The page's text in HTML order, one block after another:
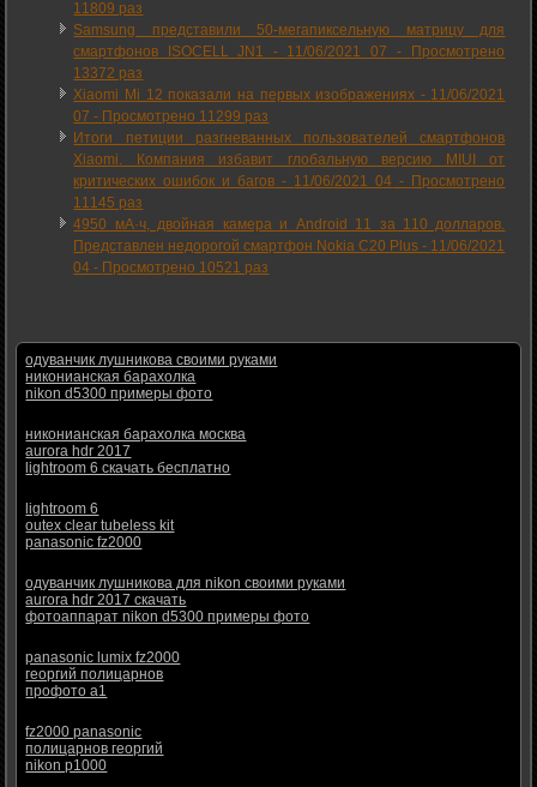
11809 раз
Samsung представили 50-мегапиксельную матрицу для
смартфонов ISOCELL JN1 - 11/06/2021 07 - Просмотрено
13372 раз
Xiaomi Mi 12 показали на первых изображениях - 11/06/2021
07 - Просмотрено 11299 раз
Итоги петиции разгневанных пользователей смартфонов
Xiaomi. Компания избавит глобальную версию MIUI от
критических ошибок и багов - 11/06/2021 04 - Просмотрено
11145 раз
4950 мА·ч, двойная камера и Android 11 за 110 долларов.
Представлен недорогой смартфон Nokia C20 Plus - 11/06/2021
04 - Просмотрено 10521 раз
одуванчик лушникова своими руками
никонианская барахолка
nikon d5300 примеры фото
никонианская барахолка москва
aurora hdr 2017
lightroom 6 скачать бесплатно
lightroom 6
outex clear tubeless kit
panasonic fz2000
одуванчик лушникова для nikon своими руками
aurora hdr 2017 скачать
фотоаппарат nikon d5300 примеры фото
panasonic lumix fz2000
георгий полицарнов
профото а1
fz2000 panasonic
полицарнов георгий
nikon p1000